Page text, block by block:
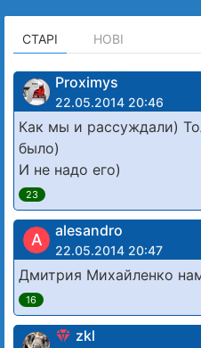
СТАРІ НОВІ
Proximys
22.05.2014 20:46
Как мы и рассуждали)
было)
И не надо его)
23
A alesandro
22.05.2014 20:47
Дмитрия Михайленко
16
zkl